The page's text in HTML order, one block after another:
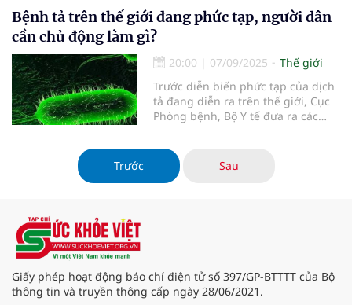
khớp.
Bệnh tả trên thế giới đang phức tạp, người dân
cần chủ động làm gì?
20:00 | 07/09/2025
Thế giới
Trước diễn biến phức tạp của dịch
tả đang diễn ra trên thế giới, Cục
Phòng bệnh, Bộ Y tế đưa ra các
tại Việt Nam.
Trước
Sau
Giấy phép hoạt động báo chí điện tử số 397/GP-BTTTT của Bộ
thông tin và truyền thông cấp ngày 28/06/2021.